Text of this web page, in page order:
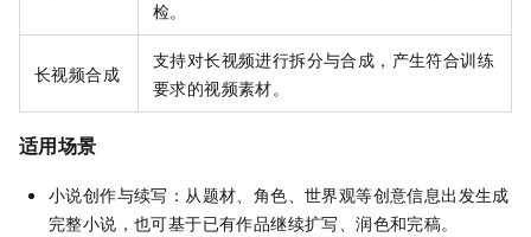
检。
长视频合成
支持对长视频进行拆分与合成，产生符合训练
要求的视频素材。
适用场景
小说创作与续写：从题材、角色、世界观等创意信息出发生成
完整小说，也可基于已有作品继续扩写、润色和完稿。